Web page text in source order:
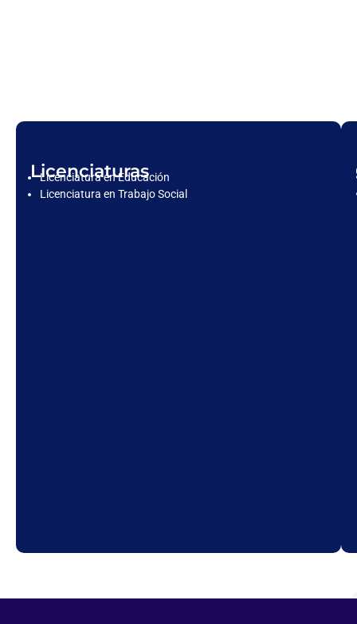
Licenciaturas
Licenciatura en Educación
Licenciatura en Trabajo Social